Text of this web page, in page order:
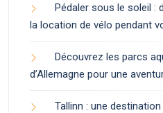
Pédaler sous le soleil :
la location de vélo pendant
Découvrez les parcs
d’Allemagne pour une
Tallinn : une